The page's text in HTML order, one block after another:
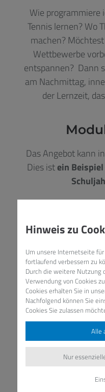
Wie programmiere
Tennis lernen? Wo
machen?
Wettbewerbe
entspannen? Dann
am Nachmittag,
der Lernzeit,
Das Angebot kann
Dies istein
I. Kunst,
GOING
Theater-
Theater
Neue
II. Wissen
Hinweis zu
Um unsere Internetseite
fortlaufend verbessern zu
Durch die weitere
Verwendung von Cookies
Cookies erhalten Sie in
Nachfolgend können Sie
Cookies Sie zulassen
Alle
Nur